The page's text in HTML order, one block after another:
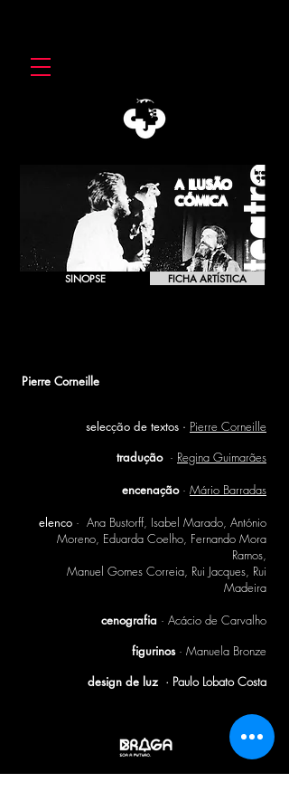
A ILUSÃO
​CÓMICA
SINOPSE FICHA ARTÍSTICA
Pierre Corneille
selecção de textos · Pierre Corneille
tradução · Regina Guimarães
encenação· Mário Barradas
elenco · Ana Bustorff, Isabel Marado, António
Moreno, Eduarda Coelho, Fernando Mora
Ramos,
Manuel Gomes Correia, Rui Jacques, Rui
Madeira
cenografia · Acácio de Carvalho
figurinos· Manuela Bronze
design de luz · Paulo Lobato Costa